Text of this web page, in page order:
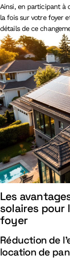
Ainsi, en participant à
la fois sur votre foyer
détails de ce
Les
solaires pour
foyer
Réduction de
location de